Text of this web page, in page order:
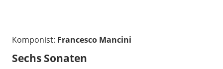
Komponist: Francesco Mancini
Sechs Sonaten